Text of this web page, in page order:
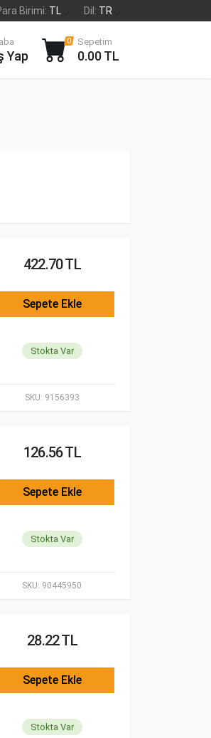
Birimi: TL Dil: TR
Yap
0 Sepetim
0.00 TL
SKU: 9156393
422.70 TL
Sepete Ekle
Stokta Var
SKU: 90445950
126.56 TL
Sepete Ekle
Stokta Var
28.22 TL
Sepete Ekle
Stokta Var